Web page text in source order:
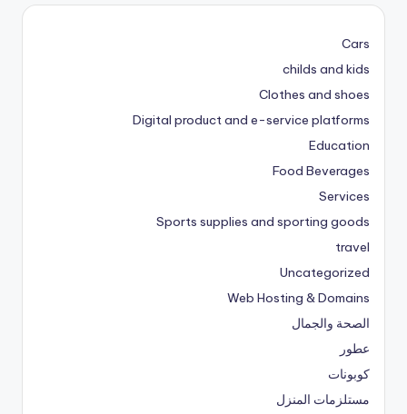
Cars
childs and kids
Clothes and shoes
Digital product and e-service platforms
Education
Food Beverages
Services
Sports supplies and sporting goods
travel
Uncategorized
Web Hosting & Domains
الصحة والجمال
عطور
كوبونات
مستلزمات المنزل